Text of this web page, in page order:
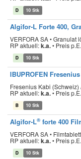
D 10 Stk
Algifor-L Forte 400,
VERFORA SA • Granulat
RP aktuell:k.a.• Preis
D 10 Stk
IBUPROFEN
Fresenius Kabi (Schweiz)
RP aktuell:k.a.• Preis
B 10 Stk
Algifor-L® forte 400
VERFORA SA •
RP aktuell:k.a.• Preis
D 10 Stk